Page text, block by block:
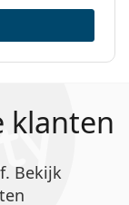
klanten
Bekijk